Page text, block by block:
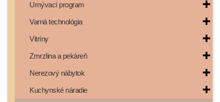
Umývací program
Varná technológia
Vitríny
Zmrzlina a pekáreň
Nerezový nábytok
Kuchynské náradie